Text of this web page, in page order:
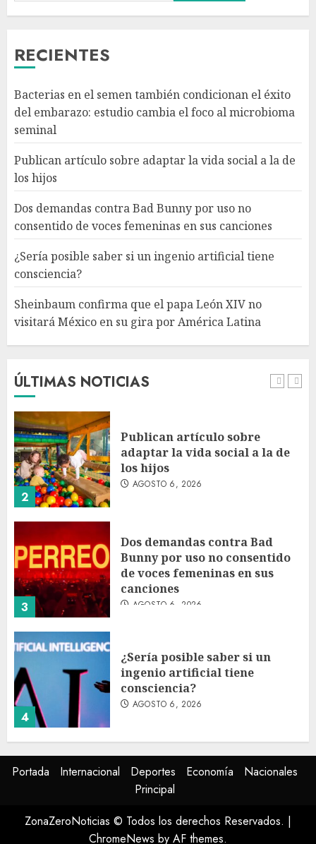
RECIENTES
Bacterias en el semen también condicionan el éxito
del embarazo: estudio cambia el foco al microbioma
seminal
Publican artículo sobre adaptar la vida social a la de
los hijos
Dos demandas contra Bad Bunny por uso no
consentido de voces femeninas en sus canciones
¿Sería posible saber si un ingenio artificial tiene
consciencia?
Sheinbaum confirma que el papa León XIV no
visitará México en su gira por América Latina
ÚLTIMAS NOTICIAS
3
4
¿Sería posible saber si un
ingenio artificial tiene
AGOSTO 6, 2026
5
Sheinbaum confirma que el
papa León XIV no visitará
México en su gira por América
Latina
1
Bacterias en el semen también
AGOSTO 6, 2026
2
Publican artículo sobre
adaptar la vida social a la de
los hijos
AGOSTO 6, 2026
3
Dos demandas contra Bad
Bunny por uso no consentido
de voces femeninas en sus
canciones
AGOSTO 6, 2026
4
¿Sería posible saber si un
ingenio artificial tiene
consciencia?
AGOSTO 6, 2026
5
papa León XIV no visitará
México en su gira por América
AGOSTO 6, 2026
Portada Internacional Deportes Economía
Nacionales
Principal
ZonaZeroNoticias © Todos los derechos Reservados. |
ChromeNews by AF themes.